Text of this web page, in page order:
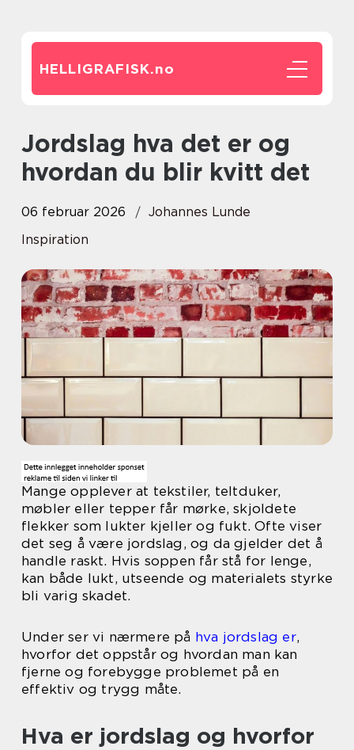
HELLIGRAFISK.no
Jordslag hva det er og
hvordan du blir kvitt det
06 februar 2026
Johannes Lunde
Inspiration
Mange opplever at tekstiler, teltduker,
møbler eller tepper får mørke, skjoldete
flekker som lukter kjeller og fukt. Ofte viser
det seg å være jordslag, og da gjelder det å
handle raskt. Hvis soppen får stå for lenge,
kan både lukt, utseende og materialets styrke
bli varig skadet.
Under ser vi nærmere på hva jordslag er,
hvorfor det oppstår og hvordan man kan
fjerne og forebygge problemet på en
effektiv og trygg måte.
Hva er jordslag og hvorfor